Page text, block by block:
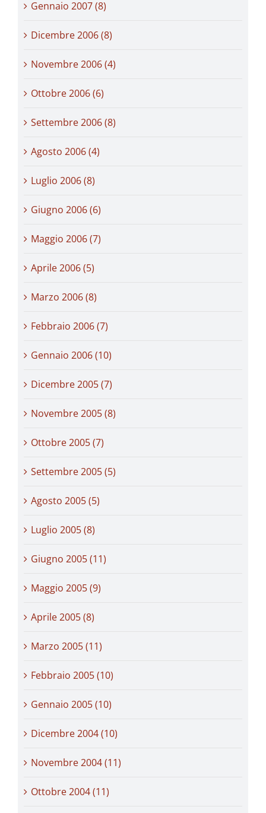
Gennaio 2007 (8)
Dicembre 2006 (8)
Novembre 2006 (4)
Ottobre 2006 (6)
Settembre 2006 (8)
Agosto 2006 (4)
Luglio 2006 (8)
Giugno 2006 (6)
Maggio 2006 (7)
Aprile 2006 (5)
Marzo 2006 (8)
Febbraio 2006 (7)
Gennaio 2006 (10)
Dicembre 2005 (7)
Novembre 2005 (8)
Ottobre 2005 (7)
Settembre 2005 (5)
Agosto 2005 (5)
Luglio 2005 (8)
Giugno 2005 (11)
Maggio 2005 (9)
Aprile 2005 (8)
Marzo 2005 (11)
Febbraio 2005 (10)
Gennaio 2005 (10)
Dicembre 2004 (10)
Novembre 2004 (11)
Ottobre 2004 (11)